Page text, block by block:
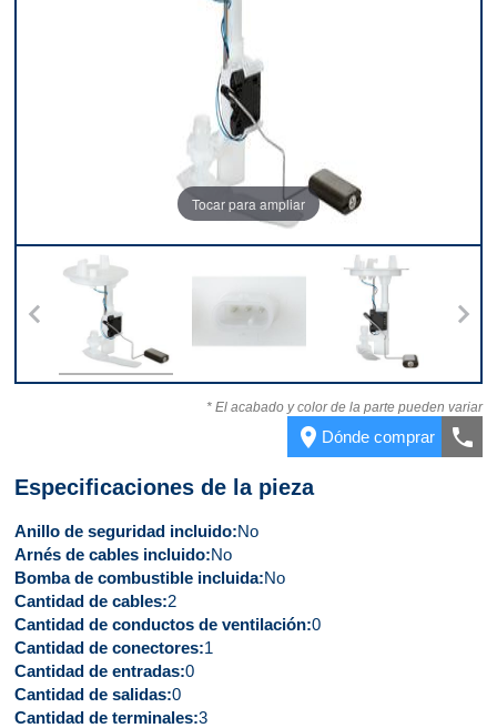
Tocar para ampliar
Conector Parte delantera
* El acabado y color de la parte pueden variar
place Dónde comprar call
Especificaciones de la pieza
Anillo de seguridad incluido No
Arnés de cables incluido No
Bomba de combustible incluida No
Cantidad de cables 2
Cantidad de conductos de ventilación 0
Cantidad de conectores 1
Cantidad de entradas 0
Cantidad de salidas 0
Cantidad de terminales 3